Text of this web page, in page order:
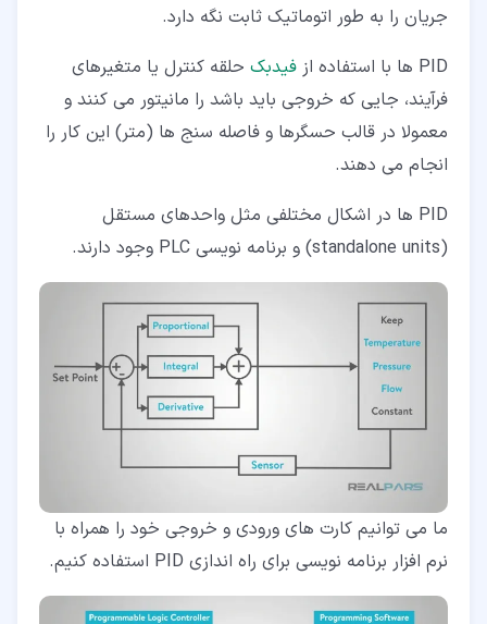
جریان را به طور اتوماتیک ثابت نگه دارد.
PID ها با استفاده از
فیدبک حلقه کنترل یا متغیرهای
فرآیند، جایی که خروجی باید باشد را مانیتور می کنند و
معمولا در قالب حسگرها و فاصله­ سنج ها (متر) این کار را
انجام می دهند.
PID ها در اشکال مختلفی مثل واحدهای مستقل
(standalone units) و برنامه نویسی PLC وجود دارند.
ما می­ توانیم کارت های ورودی و خروجی خود را همراه با
نرم افزار برنامه نویسی برای راه اندازی PID استفاده کنیم.